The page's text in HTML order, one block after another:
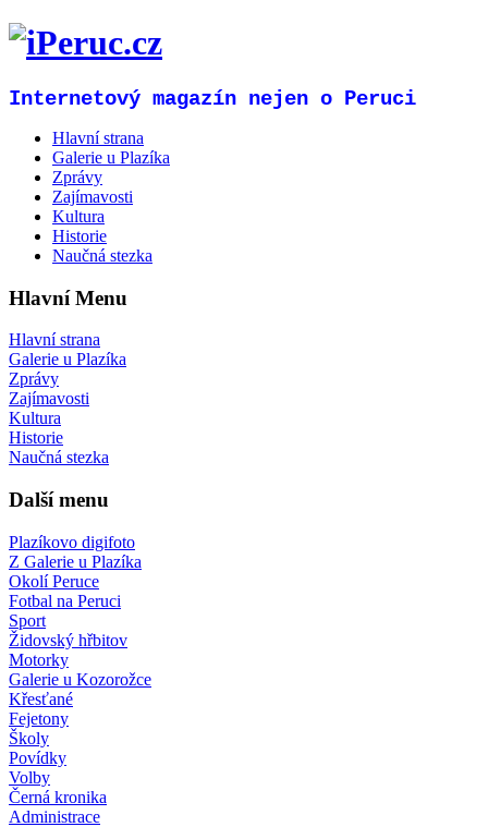
Internetový magazín nejen o Peruci
Hlavní strana
Galerie u Plazíka
Zprávy
Zajímavosti
Kultura
Historie
Naučná stezka
Hlavní Menu
Hlavní strana
Galerie u Plazíka
Zprávy
Zajímavosti
Kultura
Historie
Naučná stezka
Další menu
Plazíkovo digifoto
Z Galerie u Plazíka
Okolí Peruce
Fotbal na Peruci
Sport
Židovský hřbitov
Motorky
Galerie u Kozorožce
Křesťané
Fejetony
Školy
Povídky
Volby
Černá kronika
Administrace